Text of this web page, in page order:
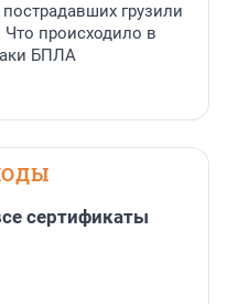
грузили
происходило в
БПЛА
сертификаты